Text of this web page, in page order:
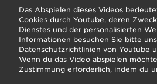
Das Abspielen dieses Videos
Cookies durch Youtube, deren
Dienstes und der personalisierten
Informationen besuchen Sie bitte
Datenschutzrichtlinien von Youtube
Wenn du das Video abspielen
Zustimmung erforderlich, indem du